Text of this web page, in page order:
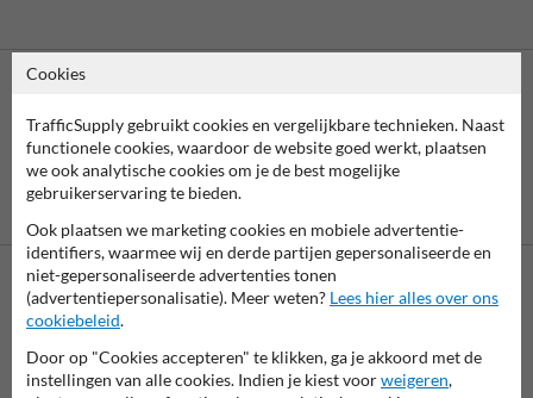
Vooruitbetaling
Neem contact met ons op
495 473.
Vragen? Stuur een e-mail naarinfo@trafficsupply.beof vul het
Cookies
TrafficSupply gebruikt cookies en vergelijkbare technieken. Naast
functionele cookies, waardoor de website goed werkt, plaatsen
we ook analytische cookies om je de best mogelijke
gebruikerservaring te bieden.
Ook plaatsen we marketing cookies en mobiele advertentie-
identifiers, waarmee wij en derde partijen gepersonaliseerde en
niet-gepersonaliseerde advertenties tonen
(advertentiepersonalisatie). Meer weten? Lees hier alles over ons
cookiebeleid.
Door op "Cookies accepteren" te klikken, ga je akkoord met de
instellingen van alle cookies. Indien je kiest voorweigeren,